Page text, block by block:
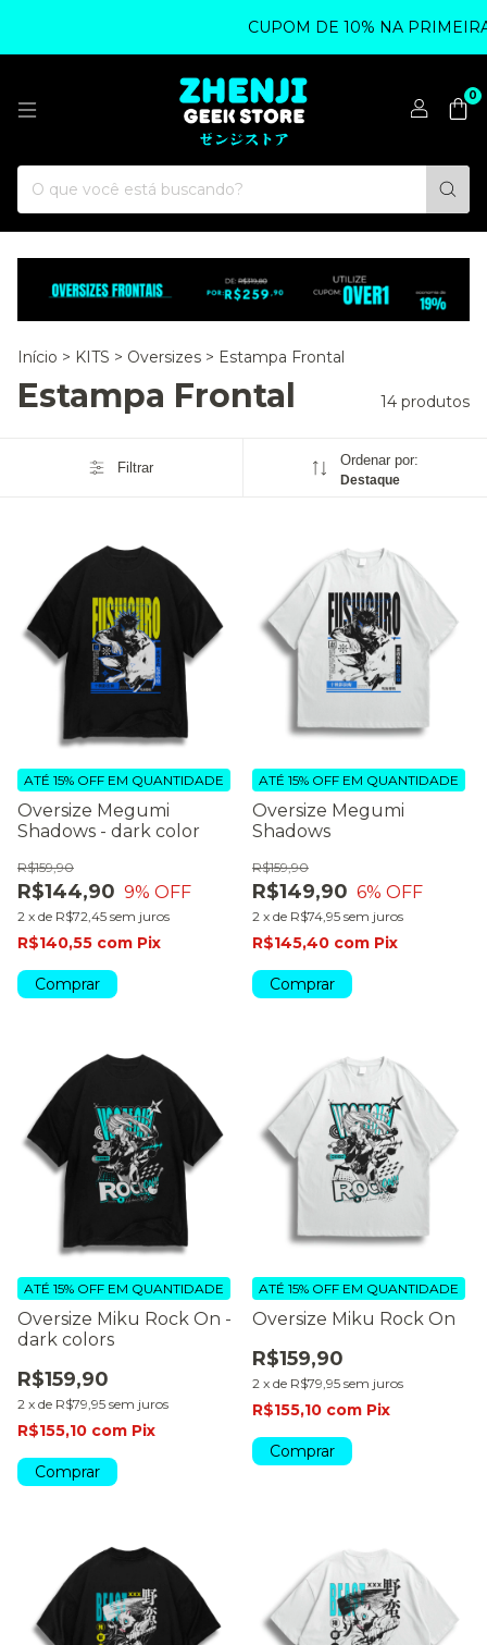
CUPOM DE 10% NA
0
Início > KITS > Oversizes > Estampa Frontal
Estampa Frontal 14 produtos
Filtrar Ordenar por:
Destaque
Oversize Megumi
Shadows - dark color
R$144,90
R$159,90
9% OFF
2 x de R$72,45 sem juros
ATÉ 15% OFF EM QUANTIDADE
R$140,55 com Pix
Comprar
Oversize Megumi
Shadows
R$149,90
R$159,90
6% OFF
2 x de R$74,95 sem juros
ATÉ 15% OFF EM QUANTIDADE
R$145,40 com Pix
Comprar
Oversize Miku Rock On -
dark colors
R$159,90
2 x de R$79,95 sem juros
ATÉ 15% OFF EM QUANTIDADE
R$155,10 com Pix
Comprar
Oversize Miku Rock On
R$159,90
2 x de R$79,95 sem juros
ATÉ 15% OFF EM QUANTIDADE
R$155,10 com Pix
Comprar